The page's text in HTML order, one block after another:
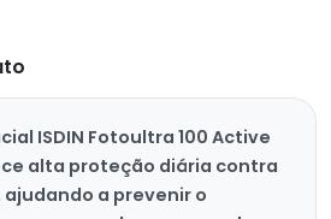
ISDIN Fotoultra 100 Active
alta proteção diária contra
ajudando a prevenir o